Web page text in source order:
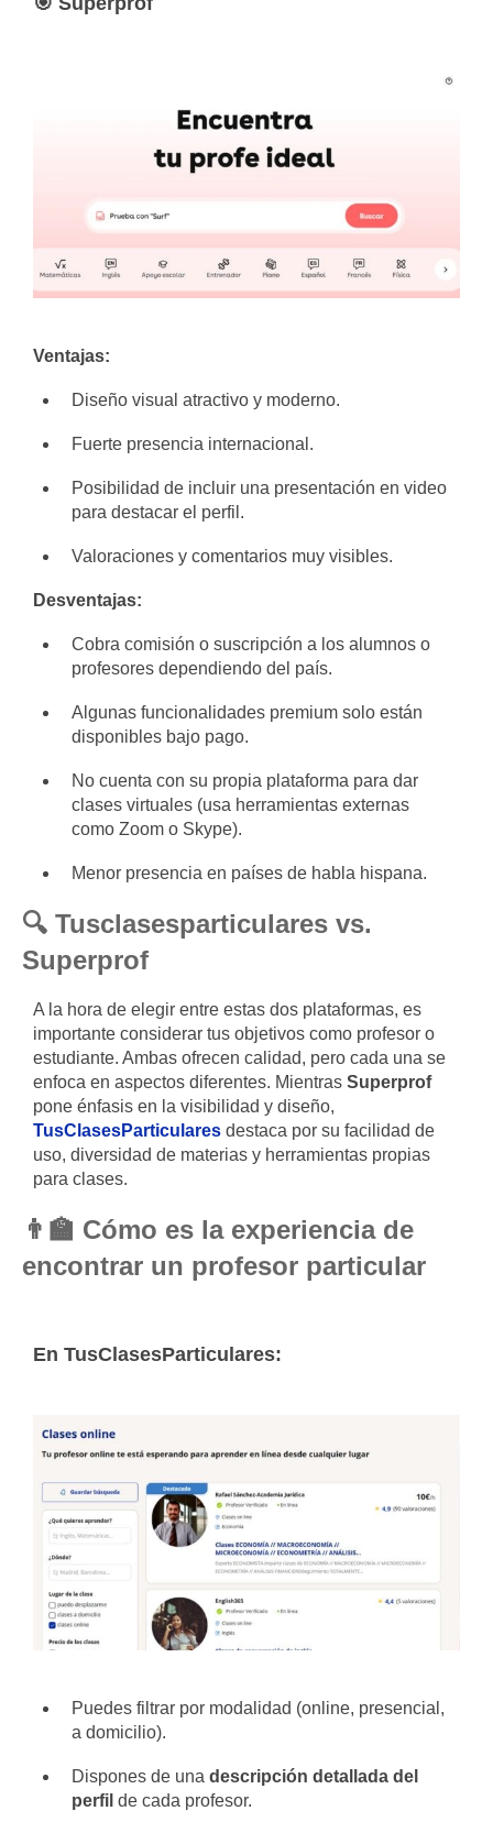
Ventajas:
Diseño visual atractivo y moderno.
Fuerte presencia internacional.
Posibilidad de incluir una presentación en video
para destacar el perfil.
Valoraciones y comentarios muy visibles.
Desventajas:
Cobra comisión o suscripción a los alumnos o
profesores dependiendo del país.
Algunas funcionalidades premium solo están
disponibles bajo pago.
No cuenta con su propia plataforma para dar
clases virtuales (usa herramientas externas
como Zoom o Skype).
Menor presencia en países de habla hispana.
🔍 Tusclasesparticulares vs.
Superprof
A la hora de elegir entre estas dos plataformas, es
importante considerar tus objetivos como profesor o
estudiante. Ambas ofrecen calidad, pero cada una se
enfoca en aspectos diferentes. Mientras Superprof
pone énfasis en la visibilidad y diseño,
TusClasesParticulares destaca por su facilidad de
uso, diversidad de materias y herramientas propias
para clases.
👨‍🏫 Cómo es la experiencia de
encontrar un profesor particular
En TusClasesParticulares:
Puedes filtrar por modalidad (online, presencial,
a domicilio).
Dispones de unadescripción detallada del
perfil de cada profesor.